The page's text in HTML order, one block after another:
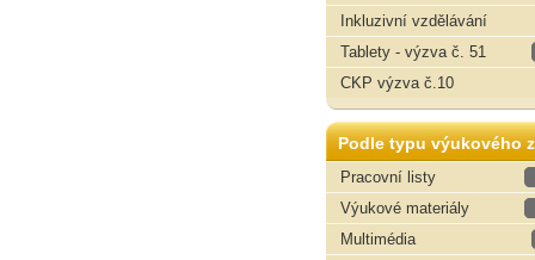
Inkluzivní vzdělávání
Tablety - výzva č. 51
CKP výzva č.10
Podle typu výukového
Pracovní listy
Výukové materiály
Multimédia